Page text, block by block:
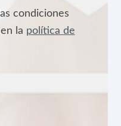
condiciones
la política de